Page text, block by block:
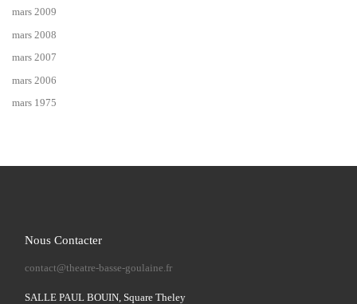
mars 2009
mars 2008
mars 2007
mars 2006
mars 1975
Nous Contacter
contact@theatre-basse-goulaine.fr
SALLE PAUL BOUIN, Square Theley